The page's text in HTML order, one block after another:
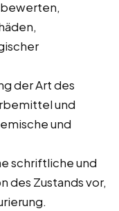
bewerten,
der Art des
und
und
schriftliche und
des Zustands vor,